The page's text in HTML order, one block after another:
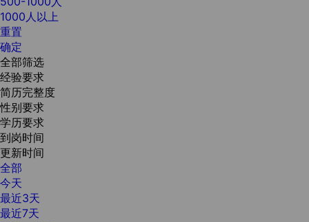
1000人以上
重置
确定
全部筛选
经验要求
简历完整度
性别要求
学历要求
到岗时间
更新时间
全部
今天
最近3天
最近7天